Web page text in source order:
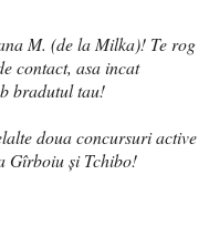
M. (de la Milka)! Te rog
contact, asa incat
bradutul tau!
doua concursuri active
Gîrboiu și Tchibo!